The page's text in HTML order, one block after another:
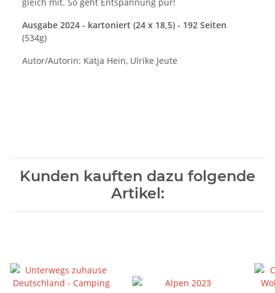
Ausgabe 2024 - kartoniert (24 x 18,5) - 192 Seiten
(534g)
Autor/Autorin: Katja Hein, Ulrike Jeute
Kunden kauften dazu folgende
Artikel: